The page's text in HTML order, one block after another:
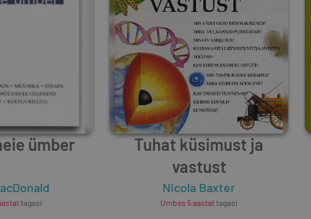
ümber
tagasi
Tuhat küsimust ja
vastust
Nicola Baxter
Umbes 5 aastattagasi